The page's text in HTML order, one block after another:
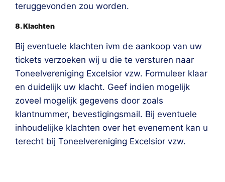
teruggevonden zou worden.
8. Klachten
Bij eventuele klachten ivm de aankoop van uw
tickets verzoeken wij u die te versturen naar
Toneelvereniging Excelsior vzw. Formuleer klaar
en duidelijk uw klacht. Geef indien mogelijk
zoveel mogelijk gegevens door zoals
klantnummer, bevestigingsmail. Bij eventuele
inhoudelijke klachten over het evenement kan u
terecht bij Toneelvereniging Excelsior vzw.